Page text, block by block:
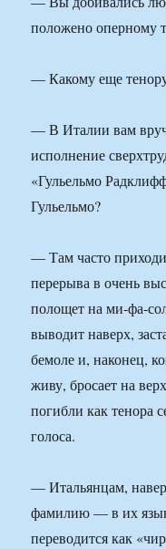
положено оперному
— Какому еще
— В Италии вам
исполнение
«Гульельмо
Гульельмо?
— Там часто
перерыва в очень
полощет на ми-фа-
выводит наверх,
бемоле и, наконец,
живу, бросает на
погибли как тенора
голоса.
— Итальянцам,
фамилию — в их
переводится как